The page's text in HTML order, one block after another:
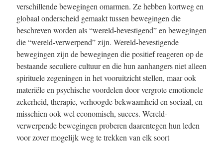
verschillende bewegingen omarmen. Ze hebben kortweg en
globaal onderscheid gemaakt tussen bewegingen die
beschreven worden als “wereld-bevestigend” en bewegingen
die “wereld-verwerpend” zijn. Wereld-bevestigende
bewegingen zijn de bewegingen die positief reageren op de
bestaande seculiere cultuur en die hun aanhangers niet alleen
spirituele zegeningen in het vooruitzicht stellen, maar ook
materiële en psychische voordelen door vergrote emotionele
zekerheid, therapie, verhoogde bekwaamheid en sociaal, en
misschien ook wel economisch, succes. Wereld-
verwerpende bewegingen proberen daarentegen hun leden
voor zover mogelijk weg te trekken van elk soort